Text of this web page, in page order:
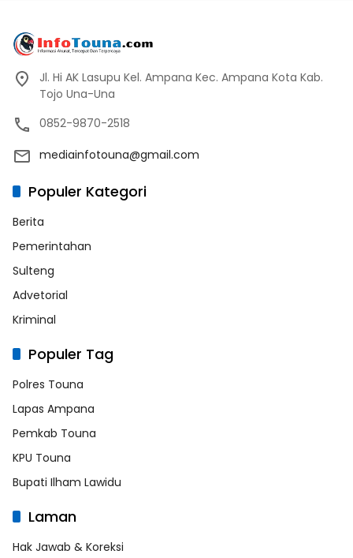
Jl. Hi AK Lasupu Kel. Ampana Kec. Ampana Kota Kab.
Tojo Una-Una
0852-9870-2518
mediainfotouna@gmail.com
Populer Kategori
Berita
Pemerintahan
Sulteng
Advetorial
Kriminal
Populer Tag
Polres Touna
Lapas Ampana
Pemkab Touna
KPU Touna
Bupati Ilham Lawidu
Laman
Hak Jawab & Koreksi